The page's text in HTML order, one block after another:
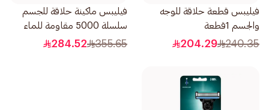
فيليبس قطعة حلاقة للوجه
والجسم 1قطعة
240.35
204.29
فيليبس ماكينة حلاقة للجسم
سلسلة 5000 مقاومة للماء
1قطعة
355.65
284.52